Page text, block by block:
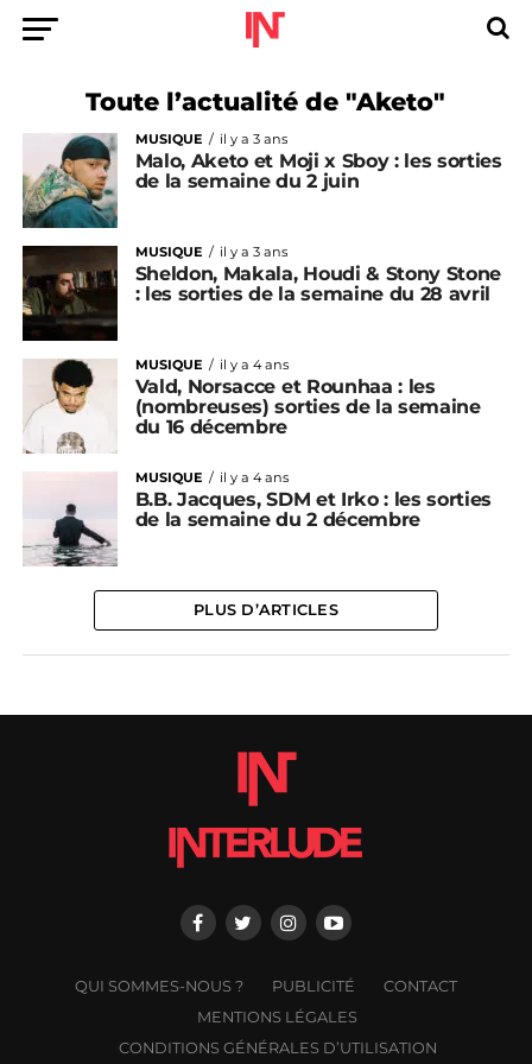
Toute l’actualité de "Aketo"
MUSIQUE il y a 3 ans
Malo, Aketo et Moji x Sboy : les sorties
de la semaine du 2 juin
MUSIQUE il y a 3 ans
Sheldon, Makala, Houdi & Stony Stone
: les sorties de la semaine du 28 avril
MUSIQUE il y a 4 ans
Vald, Norsacce et Rounhaa : les
(nombreuses) sorties de la semaine
du 16 décembre
MUSIQUE il y a 4 ans
B.B. Jacques, SDM et Irko : les sorties
de la semaine du 2 décembre
PLUS D’ARTICLES
QUI SOMMES-NOUS ? PUBLICITÉ
CONTACT
MENTIONS LÉGALES
CONDITIONS GÉNÉRALES D’UTILISATION